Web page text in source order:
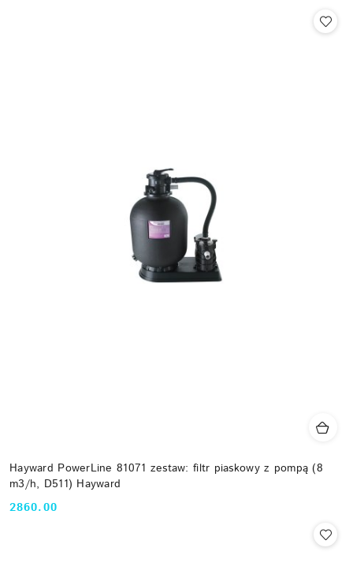
Hayward PowerLine 81071 zestaw: filtr piaskowy z pompą (8
m3/h, D511) Hayward
Cena:
2860.00